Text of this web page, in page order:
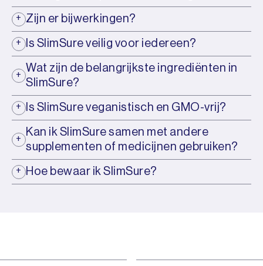
Zijn er bijwerkingen?
Is SlimSure veilig voor iedereen?
Wat zijn de belangrijkste ingrediënten in
SlimSure?
Is SlimSure veganistisch en GMO-vrij?
Kan ik SlimSure samen met andere
supplementen of medicijnen gebruiken?
Hoe bewaar ik SlimSure?